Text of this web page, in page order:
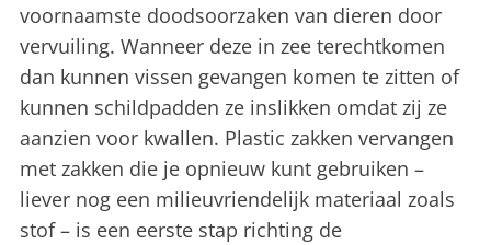
voornaamste doodsoorzaken van dieren door
vervuiling. Wanneer deze in zee terechtkomen
dan kunnen vissen gevangen komen te zitten of
kunnen schildpadden ze inslikken omdat zij ze
aanzien voor kwallen. Plastic zakken vervangen
met zakken die je opnieuw kunt gebruiken –
liever nog een milieuvriendelijk materiaal zoals
stof – is een eerste stap richting de